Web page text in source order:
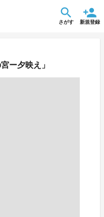
さがす 新規登録
ー夕映え」